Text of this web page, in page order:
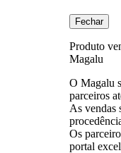
Fechar
Produto
Magalu
O Magalu
parceiros
As vendas
Os
portal